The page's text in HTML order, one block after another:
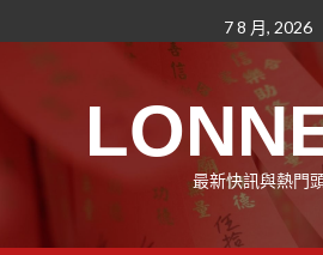
to
7 8 月, 2026
最新快訊與熱門